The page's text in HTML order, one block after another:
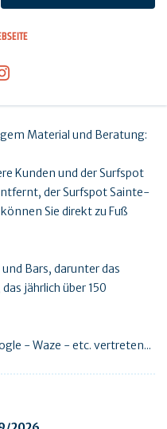
Material und Beratung:
Kunden und der Surfspot
der Surfspot Sainte-
Sie direkt zu Fuß
Bars, darunter das
jährlich über 150
- Waze - etc. vertreten...